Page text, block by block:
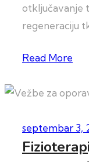
otključavanje
regeneraciju
Read More
septembar 3,